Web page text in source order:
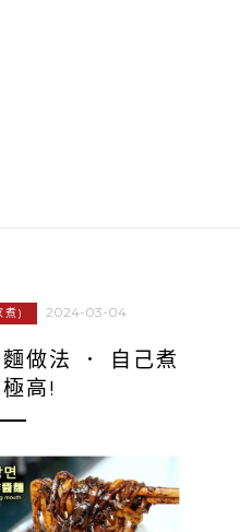
煮) 2024-03-04
麵做法 ． 自己煮
高!